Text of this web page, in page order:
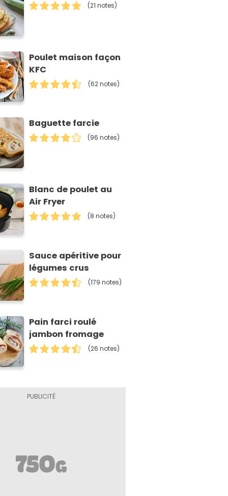
(21 notes)
Poulet maison façon
KFC
(62 notes)
Baguette farcie
(96 notes)
Blanc de poulet au
Air Fryer
(8 notes)
Sauce apéritive pour
légumes crus
(179 notes)
Pain farci roulé
jambon fromage
(26 notes)